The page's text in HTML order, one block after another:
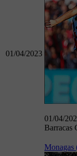
01/04/2023
01/04/
Barracas
Monagas